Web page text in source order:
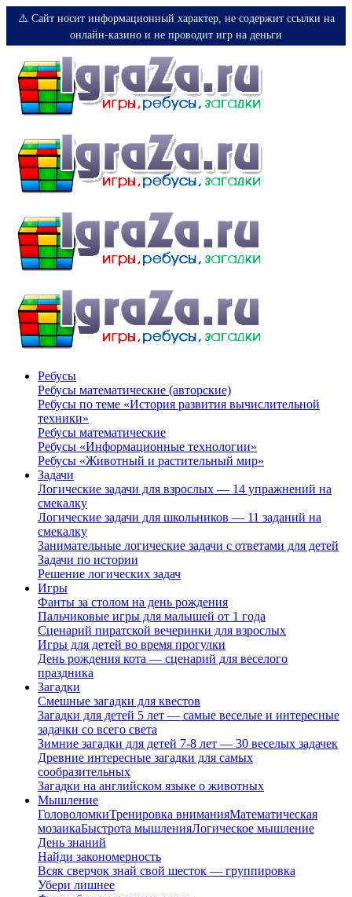
⚠️ Сайт носит информационный характер, не содержит ссылки на
онлайн-казино и не проводит игр на деньги
Ребусы
Ребусы математические (авторские)
Ребусы по теме «История развития вычислительной
техники»
Ребусы математические
Ребусы «Информационные технологии»
Ребусы «Животный и растительный мир»
Задачи
Логические задачи для взрослых — 14 упражнений на
смекалку
Логические задачи для школьников — 11 заданий на
смекалку
Занимательные логические задачи с ответами для детей
Задачи по истории
Решение логических задач
Игры
Фанты за столом на день рождения
Пальчиковые игры для малышей от 1 года
Сценарий пиратской вечеринки для взрослых
Игры для детей во время прогулки
День рождения кота — сценарий для веселого
праздника
Загадки
Смешные загадки для квестов
Загадки для детей 5 лет — самые веселые и интересные
задачки со всего света
Зимние загадки для детей 7-8 лет — 30 веселых задачек
Древние интересные загадки для самых
сообразительных
Загадки на английском языке о животных
Мышление
ГоловоломкиТренировка вниманияМатематическая
мозаикаБыстрота мышленияЛогическое мышление
День знаний
Найди закономерность
Всяк сверчок знай свой шесток — группировка
Убери лишнее